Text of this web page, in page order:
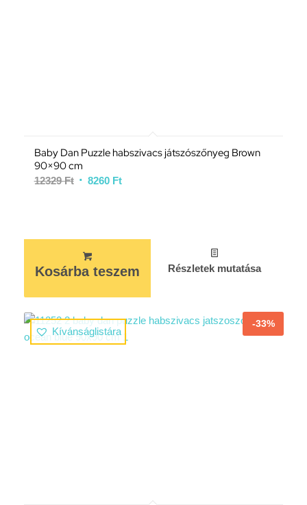
Baby Dan Puzzle habszivacs játszószőnyeg Brown
90×90 cm
12329Ft 8260 Ft
Kosárba teszem Részletek mutatása
Kívánságlistára
-33%